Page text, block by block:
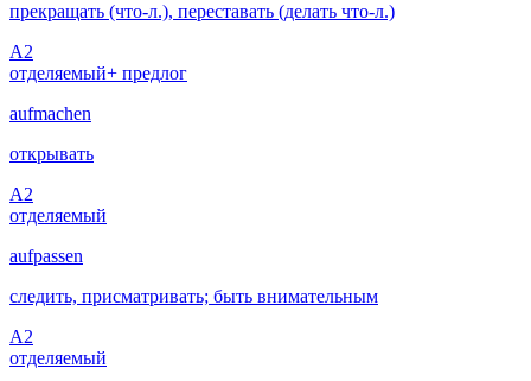
прекращать (что-л.), переставать (делать что-л.)
A2
отделяемый+ предлог
aufmachen
открывать
A2
отделяемый
aufpassen
следить, присматривать; быть внимательным
A2
отделяемый